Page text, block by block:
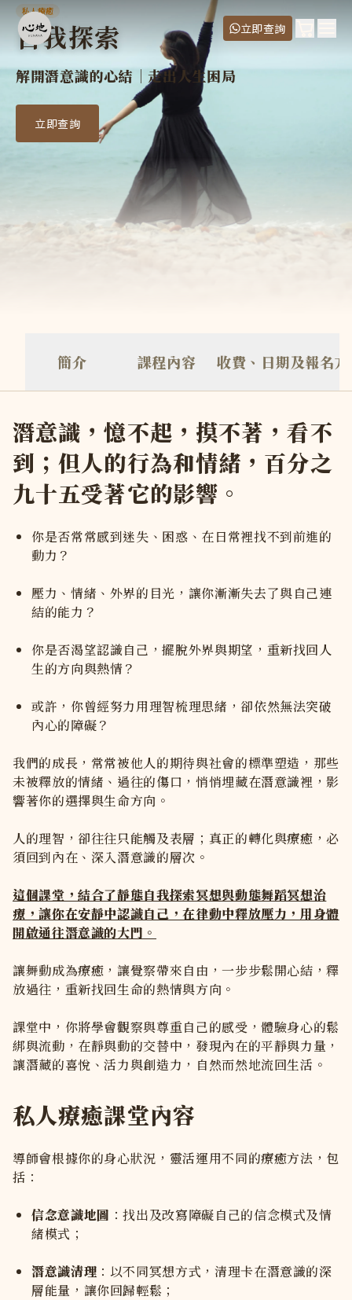
立即查詢
自我探索
潛意識，憶不起，摸不著，看不到；但人的行為和情緒，百分
導師
Mei Leung
價錢
首次試堂（單對單 90分鐘）:$1,980(原價 $2,680)
四堂套票（單對單 90分鐘）
:$8,880
首次試堂（二人小組 90分鐘）
$2,780(原價 $3,680)
五堂套票（二人小組 90分鐘）
: $15,000
私人療癒課與班組療癒課有甚麼分別？
私人療癒課有以下優點： 日期時間較彈性，可按學員需求預
私人療癒課可以預約哪些時段？
平日及周末、日間及晚上皆可供預約 預約最早上午11時開始
上課地點在心地 Vijnana 於銅鑼灣自設的療癒中心，離時代
私人療癒
自我探索
解開潛意識的心結｜走出人生困局
立即查詢
簡介 課程內容 收費、日期及報名
潛意識，憶不起，摸不著，看不
到；但人的行為和情緒，百分之
九十五受著它的影響。
你是否常常感到迷失、困惑、在日常裡找不到前進的
動力？
壓力、情緒、外界的目光，讓你漸漸失去了與自己連
結的能力？
你是否渴望認識自己，擺脫外界與期望，重新找回人
生的方向與熱情？
或許，你曾經努力用理智梳理思緒，卻依然無法突破
內心的障礙？
我們的成長，常常被他人的期待與社會的標準塑造，那些
未被釋放的情緒、過往的傷口，悄悄埋藏在潛意識裡，影
響著你的選擇與生命方向。
人的理智，卻往往只能觸及表層；真正的轉化與療癒，必
須回到內在、深入潛意識的層次。
這個課堂，結合了靜態自我探索冥想與動態舞蹈冥想治
療，讓你在安靜中認識自己，在律動中釋放壓力，用身體
開啟通往潛意識的大門。
讓舞動成為療癒，讓覺察帶來自由，一步步鬆開心結，釋
放過往，重新找回生命的熱情與方向。
課堂中，你將學會觀察與尊重自己的感受，體驗身心的鬆
綁與流動，在靜與動的交替中，發現內在的平靜與力量，
讓潛藏的喜悅、活力與創造力，自然而然地流回生活。
私人療癒課堂內容
導師會根據你的身心狀況，靈活運用不同的療癒方法，包
括：
信念意識地圖 ：找出及改寫障礙自己的信念模式及情
緒模式；
潛意識清理 ：以不同冥想方式，清理卡在潛意識的深
層能量，讓你回歸輕鬆；